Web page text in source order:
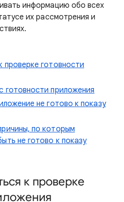
информацию обо всех
их рассмотрения и
проверке готовности
готовности приложения
не готово к показу
по которым
не готово к показу
к проверке